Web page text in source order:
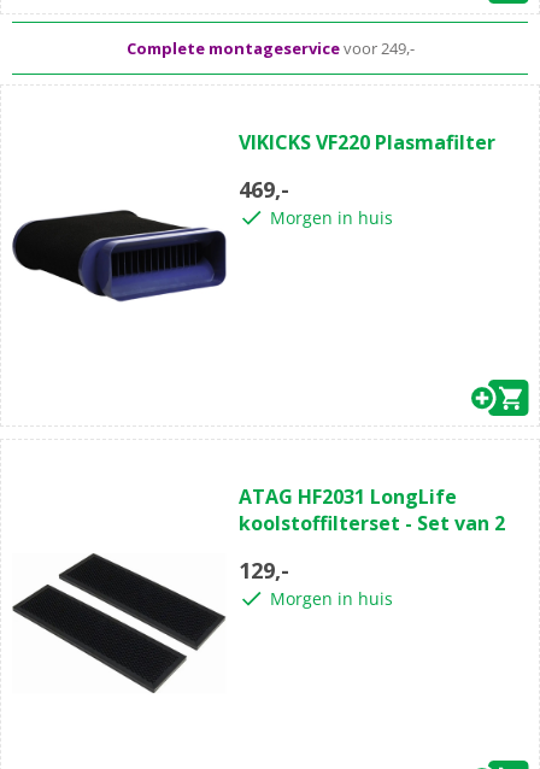
Complete montageservicevoor 249,-
VIKICKS VF220 Plasmafilter
469,-
Morgen in huis
ATAG HF2031 LongLife
koolstoffilterset - Set van 2
129,-
Morgen in huis